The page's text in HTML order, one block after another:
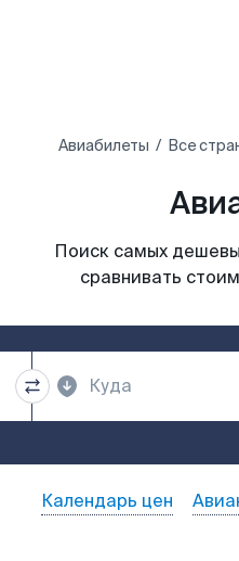
Авиабилеты Все
Поиск самых
сравнивать
Календарь цен